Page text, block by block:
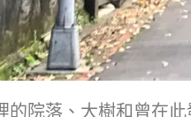
院落、大樹和曾在